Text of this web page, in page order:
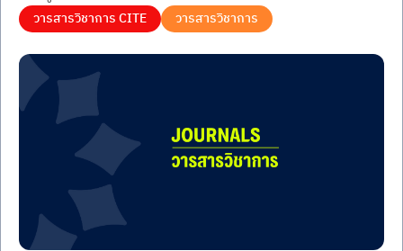
วารสารวิชาการ CITE วารสารวิชาการ